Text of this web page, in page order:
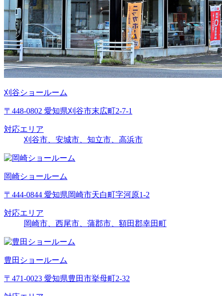
刈谷ショールーム
〒448-0802 愛知県刈谷市末広町2-7-1
対応エリア
刈谷市、安城市、知立市、高浜市
岡崎ショールーム
〒444-0844 愛知県岡崎市天白町字河原1-2
対応エリア
岡崎市、西尾市、蒲郡市、額田郡幸田町
豊田ショールーム
〒471-0023 愛知県豊田市挙母町2-32